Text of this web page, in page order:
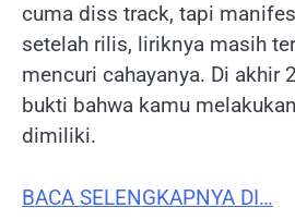
cuma diss track, tapi
setelah rilis, liriknya masih
mencuri cahayanya. Di akhir
bukti bahwa kamu
dimiliki.
BACA SELENGKAPNYA DI…